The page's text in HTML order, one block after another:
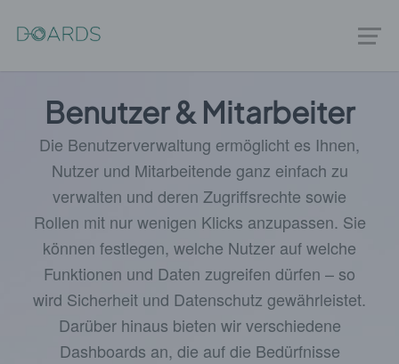
Benutzer & Mitarbeiter
Die Benutzerverwaltung ermöglicht es Ihnen,
Nutzer und Mitarbeitende ganz einfach zu
verwalten und deren Zugriffsrechte sowie
Rollen mit nur wenigen Klicks anzupassen. Sie
können festlegen, welche Nutzer auf welche
Funktionen und Daten zugreifen dürfen – so
wird Sicherheit und Datenschutz gewährleistet.
Darüber hinaus bieten wir verschiedene
Dashboards an, die auf die Bedürfnisse